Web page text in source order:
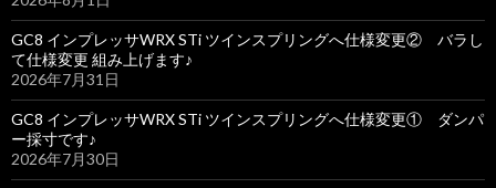
GC8 インプレッサWRX STi ツインスプリングへ仕様変更② バラし
て仕様変更 組み上げます♪
2026年7月31日
GC8 インプレッサWRX STi ツインスプリングへ仕様変更① ダンパ
ー採寸です♪
2026年7月30日